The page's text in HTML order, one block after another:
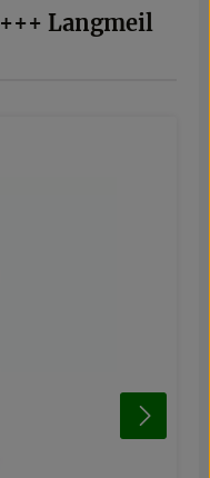
Langmeil